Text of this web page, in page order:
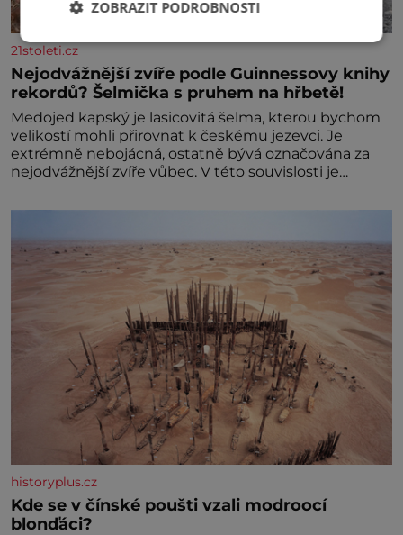
21stoleti.cz
Nejodvážnější zvíře podle Guinnessovy knihy
rekordů? Šelmička s pruhem na hřbetě!
Medojed kapský je lasicovitá šelma, kterou bychom
velikostí mohli přirovnat k českému jezevci. Je
extrémně nebojácná, ostatně bývá označována za
nejodvážnější zvíře vůbec. V této souvislosti je
historyplus.cz
Kde se v čínské poušti vzali modroocí
blonďáci?
ZOBRAZIT PODROBNOSTI